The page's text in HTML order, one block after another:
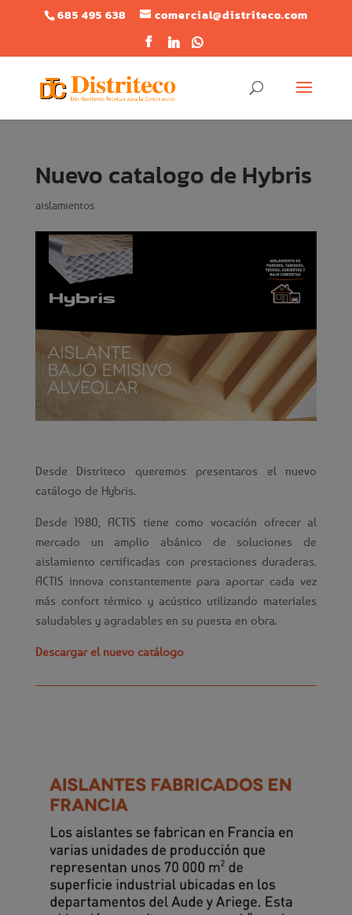
685 495 638 comercial@distriteco.com
Nuevo catalogo de Hybris
aislamientos
Desde Distriteco queremos presentaros el nuevo
catálogo de Hybris.
Desde 1980, ACTIS tiene como vocación ofrecer al
mercado un amplio abánico de soluciones de
aislamiento certificadas con prestaciones duraderas.
ACTIS innova constantemente para aportar cada vez
más confort térmico y acústico utilizando materiales
saludables y agradables en su puesta en obra.
Descargar el nuevo catálogo